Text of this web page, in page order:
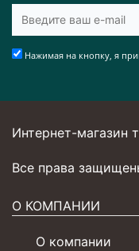
Нажимая на кнопку, я
Интернет-магазин
Все права
О КОМПАНИИ
О компании